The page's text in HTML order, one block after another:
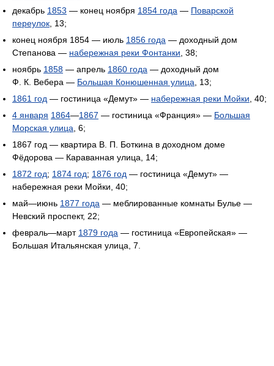
декабрь 1853 — конец ноября 1854 года — Поварской
переулок , 13;
конец ноября 1854 — июль 1856 года — доходный дом
Степанова — набережная реки Фонтанки , 38;
ноябрь 1858 — апрель 1860 года — доходный дом
Ф. К. Вебера — Большая Конюшенная улица , 13;
1861 год — гостиница «Демут» — набережная реки Мойки , 40;
4 января 1864—1867 — гостиница «Франция» — Большая
Морская улица , 6;
1867 год — квартира В. П. Боткина в доходном доме
Фёдорова — Караванная улица, 14;
1872 год; 1874 год; 1876 год — гостиница «Демут» —
набережная реки Мойки, 40;
май—июнь 1877 года — меблированные комнаты Булье —
Невский проспект, 22;
февраль—март 1879 года — гостиница «Европейская» —
Большая Итальянская улица, 7.